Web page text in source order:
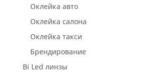
Оклейка авто
Оклейка салона
Оклейка такси
Брендирование
Bi Led линзы